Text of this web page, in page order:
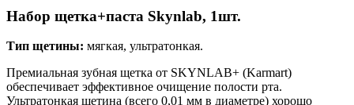
Набор щетка+паста Skynlab, 1шт.
Тип щетины: мягкая, ультратонкая.
Премиальная зубная щетка от SKYNLAB+ (Karmart)
обеспечивает эффективное очищение полости рта.
Ультратонкая щетина (всего 0,01 мм в диаметре) хорошо